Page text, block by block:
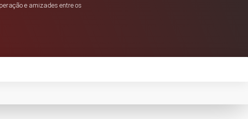
e amizades entre os